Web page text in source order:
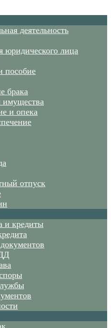
деятельность
юридического лица
пособие
брака
имущества
и опека
отпуск
и кредиты